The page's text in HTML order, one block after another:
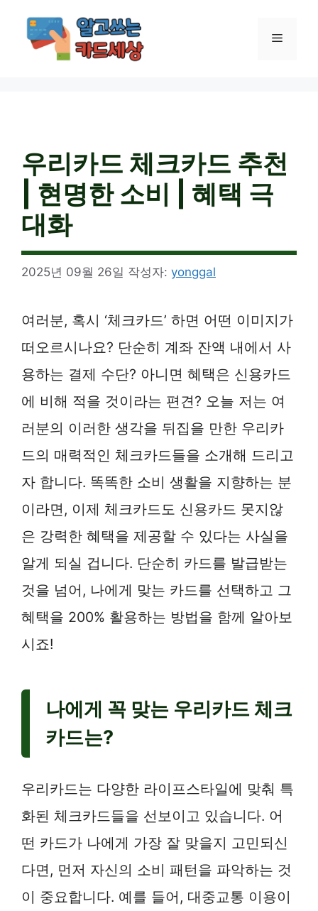
메
우리카드 체크카드 추천
| 현명한 소비 | 혜택 극
대화
2025년 09월 26일 작성자: yonggal
여러분, 혹시 ‘체크카드’ 하면 어떤 이미지가
떠오르시나요? 단순히 계좌 잔액 내에서 사
용하는 결제 수단? 아니면 혜택은 신용카드
에 비해 적을 것이라는 편견? 오늘 저는 여
러분의 이러한 생각을 뒤집을 만한 우리카
드의 매력적인 체크카드들을 소개해 드리고
자 합니다. 똑똑한 소비 생활을 지향하는 분
이라면, 이제 체크카드도 신용카드 못지않
은 강력한 혜택을 제공할 수 있다는 사실을
알게 되실 겁니다. 단순히 카드를 발급받는
것을 넘어, 나에게 맞는 카드를 선택하고 그
혜택을 200% 활용하는 방법을 함께 알아보
시죠!
나에게 꼭 맞는 우리카드 체크
카드는?
우리카드는 다양한 라이프스타일에 맞춰 특
화된 체크카드들을 선보이고 있습니다. 어
떤 카드가 나에게 가장 잘 맞을지 고민되신
다면, 먼저 자신의 소비 패턴을 파악하는 것
이 중요합니다. 예를 들어, 대중교통 이용이